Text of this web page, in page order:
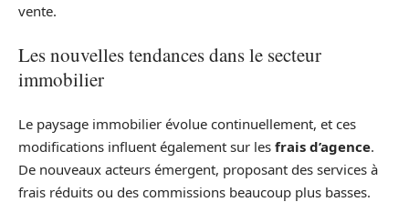
vente.
Les nouvelles tendances dans le secteur
immobilier
Le paysage immobilier évolue continuellement, et ces
modifications influent également sur les frais d’agence.
De nouveaux acteurs émergent, proposant des services à
frais réduits ou des commissions beaucoup plus basses.